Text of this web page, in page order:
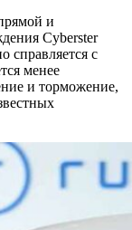
и
Cyberster
справляется с
менее
и торможение,